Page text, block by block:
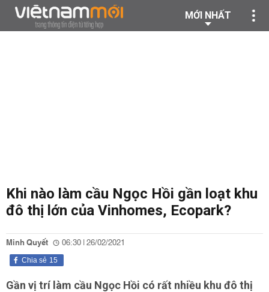
MỚI NHẤT
Khi nào làm cầu Ngọc Hồi gần loạt khu
đô thị lớn của Vinhomes, Ecopark?
Minh Quyết 06:30 | 26/02/2021
15
Chia sẻ
Gần vị trí làm cầu Ngọc Hồi có rất nhiều khu đô thị